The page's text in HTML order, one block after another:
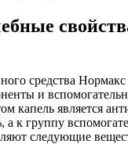
средства
и
капель является
а к группу
следующие